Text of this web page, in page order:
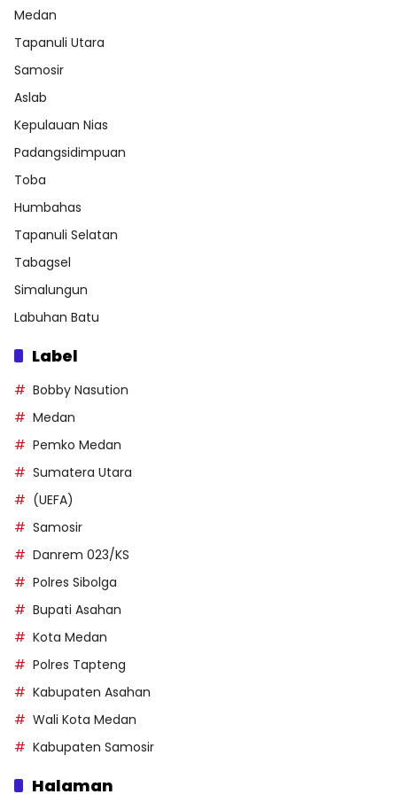
Medan
Tapanuli Utara
Samosir
Aslab
Kepulauan Nias
Padangsidimpuan
Toba
Humbahas
Tapanuli Selatan
Tabagsel
Simalungun
Labuhan Batu
Label
Bobby Nasution
Medan
Pemko Medan
Sumatera Utara
(UEFA)
Samosir
Danrem 023/KS
Polres Sibolga
Bupati Asahan
Kota Medan
Polres Tapteng
Kabupaten Asahan
Wali Kota Medan
Kabupaten Samosir
Halaman